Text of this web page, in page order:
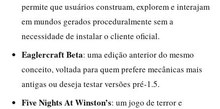
permite que usuários construam, explorem e interajam
em mundos gerados proceduralmente sem a
necessidade de instalar o cliente oficial.
Eaglercraft Beta: uma edição anterior do mesmo
conceito, voltada para quem prefere mecânicas mais
antigas ou deseja testar versões pré-1.5.
Five Nights At Winston’s: um jogo de terror e